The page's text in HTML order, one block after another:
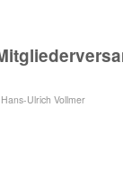
Hans-Ulrich Vollmer